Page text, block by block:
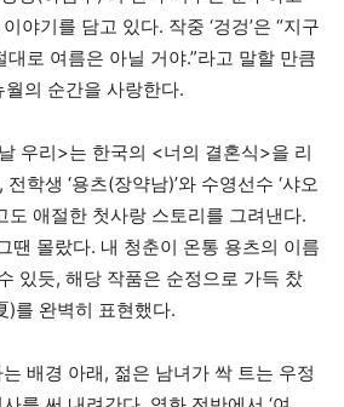
야기를 담고 있다. 작중 ‘겅겅’은 “지구
로 여름은 아닐 거야.”라고 말할 만큼
월의 순간을 사랑한다.
우리>는 한국의 <너의 결혼식>을 리
학생 ‘용츠(장약남)’와 수영선수 ‘샤오
도 애절한 첫사랑 스토리를 그려낸다.
땐 몰랐다. 내 청춘이 온통 용츠의 이름
있듯, 해당 작품은 순정으로 가득 찼
)를 완벽히 표현했다.
배경 아래, 젊은 남녀가 싹 트는 우정